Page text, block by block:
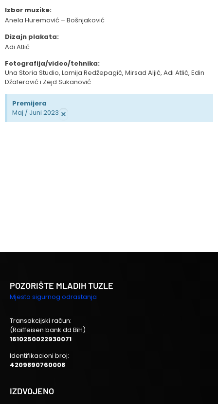
Izbor muzike:
Anela Huremović – Bošnjaković
Dizajn plakata:
Adi Atlić
Fotografija/video/tehnika:
Una Storia Studio, Lamija Redžepagić, Mirsad Aljić, Adi Atlić, Edin
Džaferović i Zejd Sukanović
Premijera
Maj / Juni 2023 ×
POZORIŠTE MLADIH TUZLE
Mjesto sigurnog odrastanja
Transakcijski račun:
(Raiffeisen bank dd BiH)
1610250022930071
Identifikacioni broj:
4209890760008
IZDVOJENO